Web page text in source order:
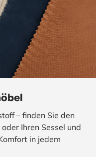
– finden Sie den
Ihren Sessel und
in jedem